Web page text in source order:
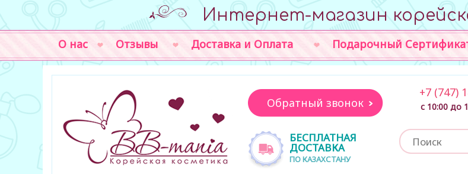
Интернет-магазин
О нас Отзывы Доставка и Оплата Подарочный
Обратный звонок
БЕСПЛАТНАЯ
ДОСТАВКА
ПО КАЗАХСТАНУ
+7 (747)
с 10:00 до